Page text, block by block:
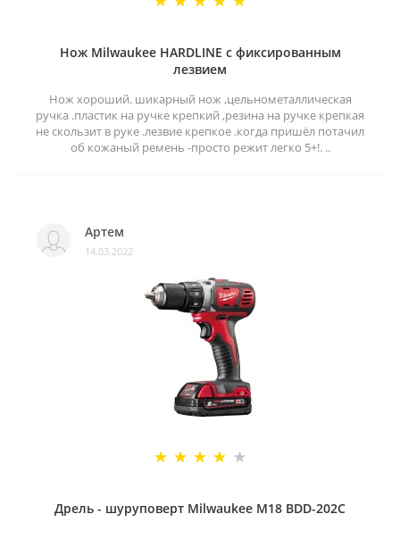
Нож Milwaukee HARDLINE с фиксированным
лезвием
Нож хороший. шикарный нож ,цельнометаллическая
ручка .пластик на ручке крепкий ,резина на ручке крепкая
не скользит в руке .лезвие крепкое .когда пришёл потачил
об кожаный ремень -просто режит легко 5+!. ..
Артем
14.03.2022
Дрель - шуруповерт Milwaukee M18 BDD-202C